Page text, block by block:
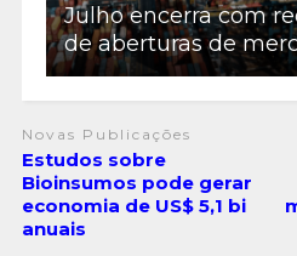
Julho encerra com
de aberturas de
Novas Publicações
Estudos sobre
Bioinsumos pode gerar
economia de US$ 5,1 bi
anuais